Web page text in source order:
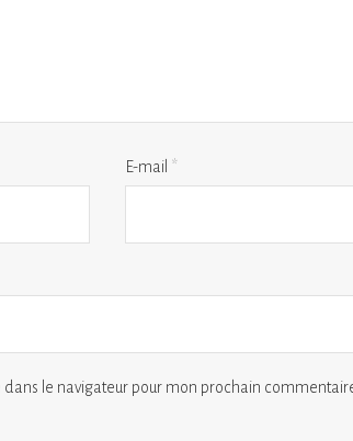
E-mail *
le navigateur pour mon prochain